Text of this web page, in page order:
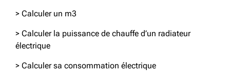
> Calculer un m3
> Calculer la puissance de chauffe d’un radiateur
électrique
> Calculer sa consommation électrique